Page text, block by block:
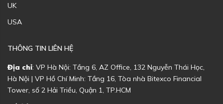
UK
USA
THÔNG TIN LIÊN HỆ
Địa chỉ: VP Hà Nội: Tầng 6, AZ Office, 132 Nguyễn Thái Học,
Hà Nội | VP Hồ Chí Minh: Tầng 16, Tòa nhà Bitexco Financial
Tower, số 2 Hải Triều, Quận 1, TP.HCM